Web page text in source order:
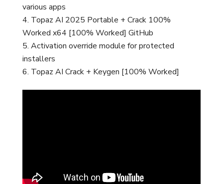
various apps
Topaz AI 2025 Portable + Crack 100%
Worked x64 [100% Worked] GitHub
Activation override module for protected
installers
Topaz AI Crack + Keygen [100% Worked]